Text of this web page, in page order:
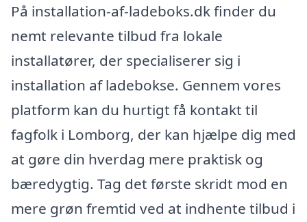
På installation-af-ladeboks.dk finder du
nemt relevante tilbud fra lokale
installatører, der specialiserer sig i
installation af ladebokse. Gennem vores
platform kan du hurtigt få kontakt til
fagfolk i Lomborg, der kan hjælpe dig med
at gøre din hverdag mere praktisk og
bæredygtig. Tag det første skridt mod en
mere grøn fremtid ved at indhente tilbud i